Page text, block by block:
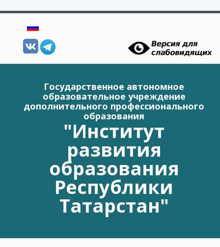
Государственное автономное
образовательное учреждение
дополнительного профессионального
образования
"Институт
развития
образования
Республики
Татарстан"